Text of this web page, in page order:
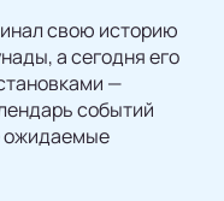
свою историю
а сегодня его
—
событий
ожидаемые